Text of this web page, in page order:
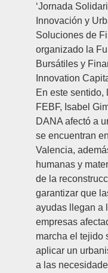
‘Jornada
Innovación y
Soluciones de
organizado la
Bursátiles y
Innovation
En este sentido,
FEBF, Isabel
DANA afectó a
se encuentran
Valencia,
humanas y
de la
garantizar que
ayudas llegan a
empresas
marcha el tejido
aplicar un
a las